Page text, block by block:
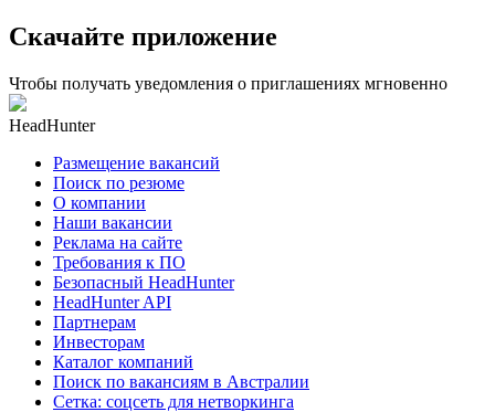
Скачайте приложение
Чтобы получать уведомления о приглашениях мгновенно
HeadHunter
Размещение вакансий
Поиск по резюме
О компании
Наши вакансии
Реклама на сайте
Требования к ПО
Безопасный HeadHunter
HeadHunter API
Партнерам
Инвесторам
Каталог компаний
Поиск по вакансиям в Австралии
Сетка: соцсеть для нетворкинга